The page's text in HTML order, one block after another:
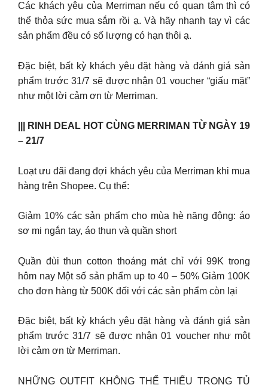
Các khách yêu của Merriman nếu có quan tâm thì có
thể thỏa sức mua sắm rồi ạ. Và hãy nhanh tay vì các
sản phẩm đều có số lượng có hạn thôi ạ.
Đặc biệt, bất kỳ khách yêu đặt hàng và đánh giá sản
phẩm trước 31/7 sẽ được nhận 01 voucher “giấu mặt”
như một lời cảm ơn từ Merriman.
||| RINH DEAL HOT CÙNG MERRIMAN TỪ NGÀY 19
– 21/7
Loạt ưu đãi đang đợi khách yêu của Merriman khi mua
hàng trên Shopee. Cụ thể:
Giảm 10% các sản phẩm cho mùa hè năng động: áo
sơ mi ngắn tay, áo thun và quần short
Quần đùi thun cotton thoáng mát chỉ với 99K trong
hôm nay Một số sản phẩm up to 40 – 50% Giảm 100K
cho đơn hàng từ 500K đối với các sản phẩm còn lại
Đặc biệt, bất kỳ khách yêu đặt hàng và đánh giá sản
phẩm trước 31/7 sẽ được nhận 01 voucher như một
lời cảm ơn từ Merriman.
NHỮNG OUTFIT KHÔNG THỂ THIẾU TRONG TỦ